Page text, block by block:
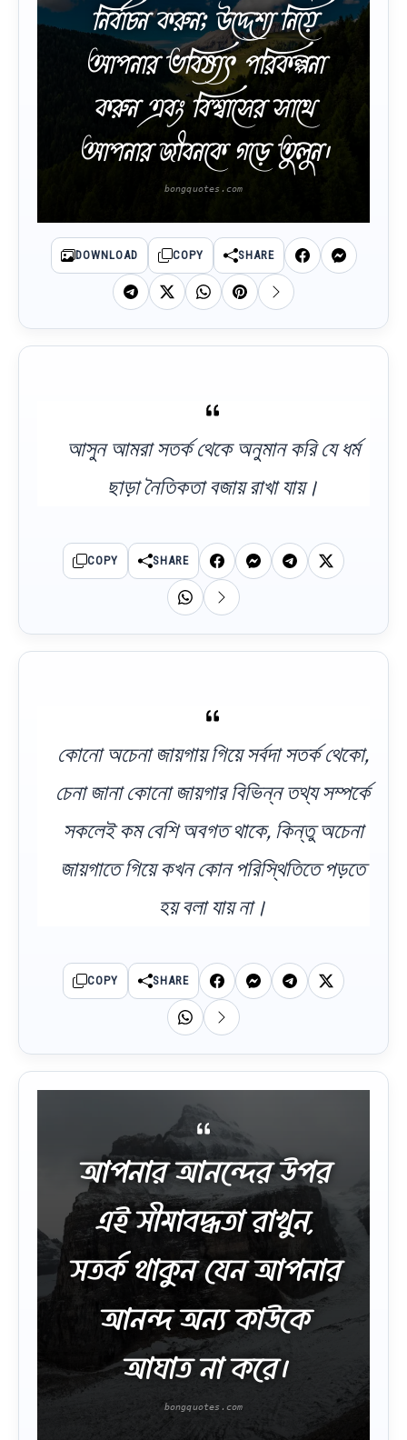
নির্বাচন করুন; উদ্দেশ্য নিয়ে
আপনার ভবিষ্যৎ পরিকল্পনা
করুন এবং বিশ্বাসের সাথে
আপনার জীবনকে গড়ে তুলুন।
DOWNLOAD COPY SHARE
আসুন আমরা সতর্ক থেকে অনুমান করি যে ধর্ম
ছাড়া নৈতিকতা বজায় রাখা যায়।
COPY SHARE
কোনো অচেনা জায়গায় গিয়ে সর্বদা সতর্ক থেকো,
চেনা জানা কোনো জায়গার বিভিন্ন তথ্য সম্পর্কে
সকলেই কম বেশি অবগত থাকে, কিন্তু অচেনা
জায়গাতে গিয়ে কখন কোন পরিস্থিতিতে পড়তে
হয় বলা যায় না।
COPY SHARE
আপনার আনন্দের উপর
এই সীমাবদ্ধতা রাখুন,
সতর্ক থাকুন যেন আপনার
আনন্দ অন্য কাউকে
আঘাত না করে।